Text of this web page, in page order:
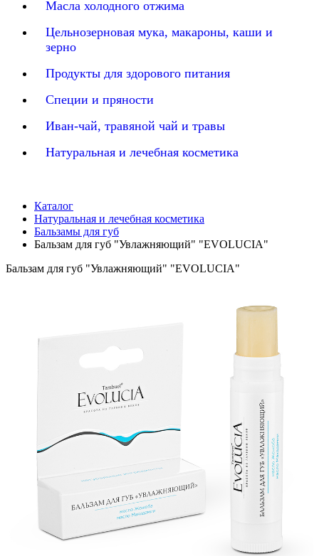
Масла холодного отжима
Цельнозерновая мука, макароны, каши и
зерно
Продукты для здорового питания
Специи и пряности
Иван-чай, травяной чай и травы
Натуральная и лечебная косметика
Каталог
Натуральная и лечебная косметика
Бальзамы для губ
Бальзам для губ "Увлажняющий" "EVOLUCIA"
Бальзам для губ "Увлажняющий" "EVOLUCIA"